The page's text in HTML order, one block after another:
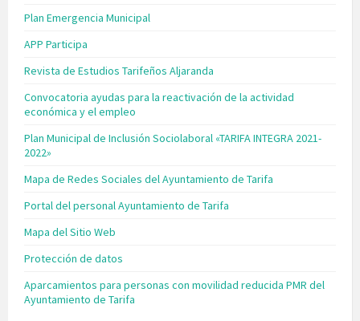
Plan Emergencia Municipal
APP Participa
Revista de Estudios Tarifeños Aljaranda
Convocatoria ayudas para la reactivación de la actividad
económica y el empleo
Plan Municipal de Inclusión Sociolaboral «TARIFA INTEGRA 2021-
2022»
Mapa de Redes Sociales del Ayuntamiento de Tarifa
Portal del personal Ayuntamiento de Tarifa
Mapa del Sitio Web
Protección de datos
Aparcamientos para personas con movilidad reducida PMR del
Ayuntamiento de Tarifa